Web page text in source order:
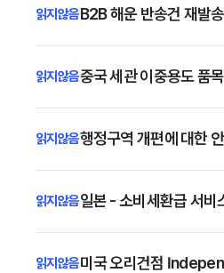
B2B 해운 반송건 재발
중국 세관 이중용도 품
행정구역 개편에 대한
일본 - 소비세환급 서비
미국 오리건점